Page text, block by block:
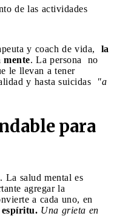
de las actividades
y coach de vida, la
mente. La persona no
le llevan a tener
y hasta suicidas
"a
para
La salud mental es
agregar la
a cada uno, en
Una grieta en